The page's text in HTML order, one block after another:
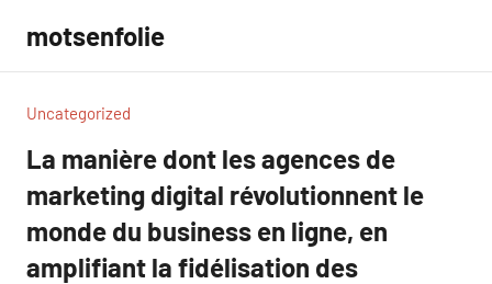
contenu
motsenfolie
Uncategorized
La manière dont les agences de
marketing digital révolutionnent le
monde du business en ligne, en
amplifiant la fidélisation des